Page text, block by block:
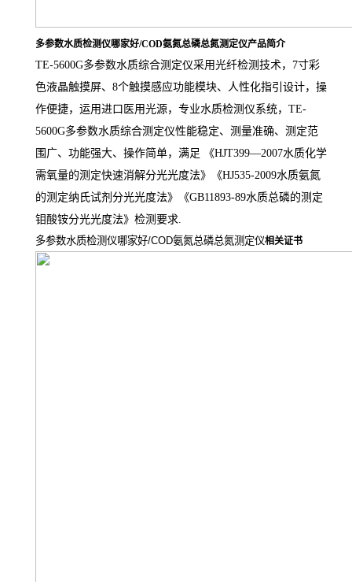
多参数水质检测仪哪家好/COD氨氮总磷总氮测定仪产品简介
TE-5600G多参数水质综合测定仪采用光纤检测技术， 7寸彩
色液晶触摸屏、8个触摸感应功能模块、人性化指引设计，操
作便捷，运用进口医用光源，专业水质检测仪系统， TE-
5600G多参数水质综合测定仪性能稳定、测量准确、测定范
围广、功能强大、操作简单， 满足 《HJT399—2007水质化学
需氧量的测定快速消解分光光度法》《HJ535-2009水质氨氮
的测定纳氏试剂分光光度法》《GB11893-89水质总磷的测定
钼酸铵分光光度法》检测要求.
多参数水质检测仪哪家好/COD氨氮总磷总氮测定仪相关证书